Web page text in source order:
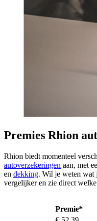
Premies Rhion
Rhion biedt momenteel
autoverzekeringen aan, met
en dekking. Wil je weten wat
vergelijker en zie direct
Premie*